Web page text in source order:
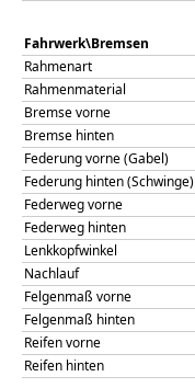
Fahrwerk\Bremsen
Rahmenart
Rahmenmaterial
Bremse vorne
Bremse hinten
Federung vorne (Gabel)
Federung hinten (Schwinge)
Federweg vorne
Federweg hinten
Lenkkopfwinkel
Nachlauf
Felgenmaß vorne
Felgenmaß hinten
Reifen vorne
Reifen hinten